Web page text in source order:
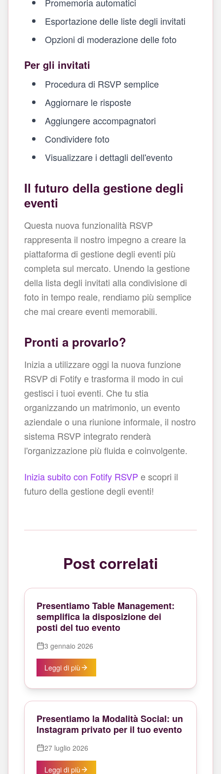
Esportazione delle liste degli invitati
Opzioni di moderazione delle foto
Per gli invitati
Procedura di RSVP semplice
Aggiornare le risposte
Aggiungere accompagnatori
Condividere foto
Visualizzare i dettagli dell'evento
Il futuro della gestione degli
eventi
Questa nuova funzionalità RSVP
rappresenta il nostro impegno a creare la
piattaforma di gestione degli eventi più
completa sul mercato. Unendo la gestione
della lista degli invitati alla condivisione di
foto in tempo reale, rendiamo più semplice
che mai creare eventi memorabili.
Pronti a provarlo?
Inizia a utilizzare oggi la nuova funzione
RSVP di Fotify e trasforma il modo in cui
gestisci i tuoi eventi. Che tu stia
organizzando un matrimonio, un evento
aziendale o una riunione informale, il nostro
sistema RSVP integrato renderà
l'organizzazione più fluida e coinvolgente.
Inizia subito con Fotify RSVP e scopri il
futuro della gestione degli eventi!
Post correlati
Presentiamo Table Management:
semplifica la disposizione dei
posti del tuo evento
3 gennaio 2026
Leggi di più
Presentiamo la Modalità Social: un
Instagram privato per il tuo evento
27 luglio 2026
Leggi di più